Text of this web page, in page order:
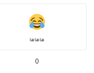
هاهاها
0